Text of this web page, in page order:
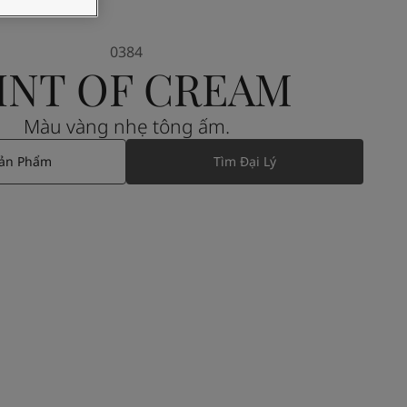
OF CREAM
0384
Màu vàng nhẹ tông ấm.
Phẩm Tìm Đại Lý